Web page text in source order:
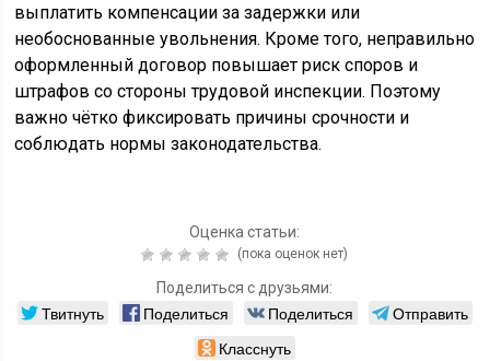
выплатить компенсации за задержки или
необоснованные увольнения. Кроме того, неправильно
оформленный договор повышает риск споров и
штрафов со стороны трудовой инспекции. Поэтому
важно чётко фиксировать причины срочности и
соблюдать нормы законодательства.
Оценка статьи:
(пока оценок нет)
Поделиться с друзьями:
Твитнуть Поделиться Поделиться
Отправить
Класснуть